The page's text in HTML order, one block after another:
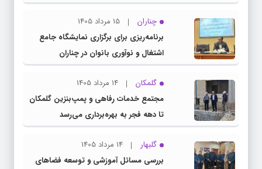
چناران
15 مرداد 1405
برنامه‌ریزی برای برگزاری نمایشگاه جامع
اشتغال و نوآوری بانوان در چناران
گلمکان
14 مرداد 1405
مجتمع خدمات رفاهی و پمپ‌بنزین گلمکان
تا دهه فجر به بهره‌برداری می‌رسد
گلبهار
14 مرداد 1405
بررسی مسائل آموزشی و توسعه فضاهای